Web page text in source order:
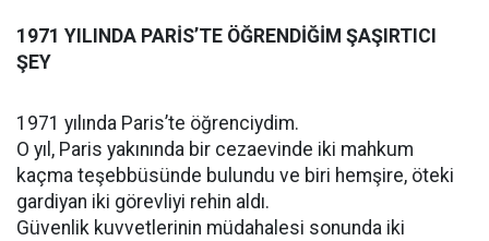
1971 YILINDA PARİS’TE ÖĞRENDİĞİM ŞAŞIRTICI
ŞEY
1971 yılında Paris’te öğrenciydim.
O yıl, Paris yakınında bir cezaevinde iki mahkum
kaçma teşebbüsünde bulundu ve biri hemşire, öteki
gardiyan iki görevliyi rehin aldı.
Güvenlik kuvvetlerinin müdahalesi sonunda iki